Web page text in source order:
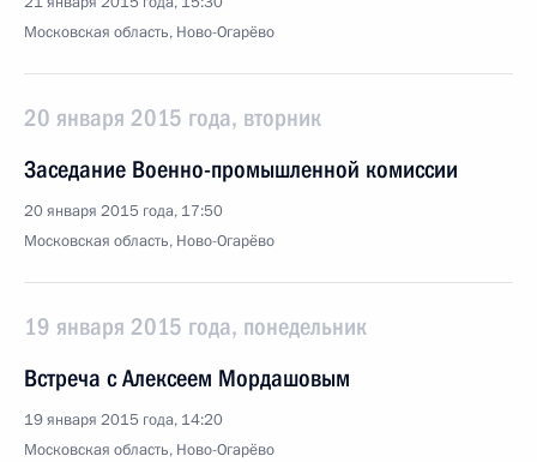
Московская область, Ново-Огарёво
20 января 2015 года, вторник
Заседание Военно-промышленной комиссии
20 января 2015 года, 17:50
Московская область, Ново-Огарёво
19 января 2015 года, понедельник
Встреча с Алексеем Мордашовым
19 января 2015 года, 14:20
Московская область, Ново-Огарёво